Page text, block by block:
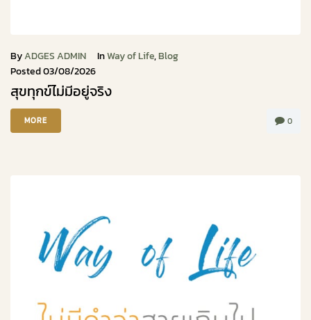
ByADGES ADMIN InWay of Life,Blog
Posted03/08/2026
สุขทุกข์ไม่มีอยู่จริง
MORE 0